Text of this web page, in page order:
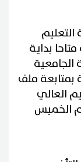
بداية
الجامعية
بمتابعة ملف
العالي
الخميس